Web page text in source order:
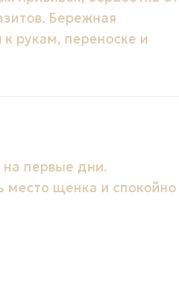
Бережная
рукам, переноске и
первые дни.
место щенка и спокойно